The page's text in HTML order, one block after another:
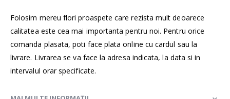
Folosim mereu flori proaspete care rezista mult deoarece
calitatea este cea mai importanta pentru noi. Pentru orice
comanda plasata, poti face plata online cu cardul sau la
livrare. Livrarea se va face la adresa indicata, la data si in
intervalul orar specificate.